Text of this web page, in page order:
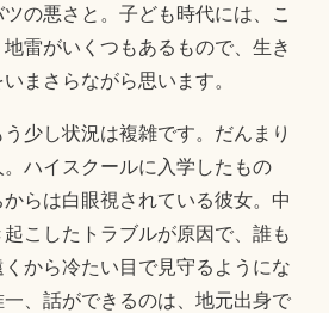
の悪さと。子ども時代には、こ
雷がいくつもあるもので、生き
まさらながら思います。
少し状況は複雑です。だんまり
ハイスクールに入学したもの
らは白眼視されている彼女。中
こしたトラブルが原因で、誰も
から冷たい目で見守るようにな
、話ができるのは、地元出身で